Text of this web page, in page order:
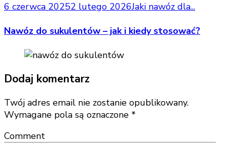
6 czerwca 20252 lutego 2026Jaki nawóz dla...
Nawóz do sukulentów – jak i kiedy stosować?
Dodaj komentarz
Twój adres email nie zostanie opublikowany.
Wymagane pola są oznaczone *
Comment